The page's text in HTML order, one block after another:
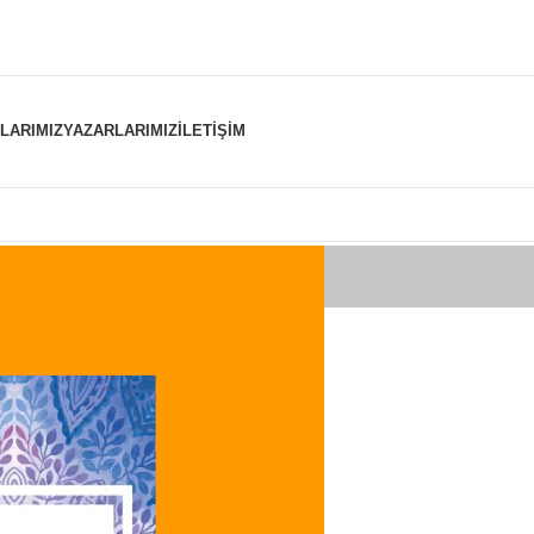
YAZARLARIMIZİLETIŞIM